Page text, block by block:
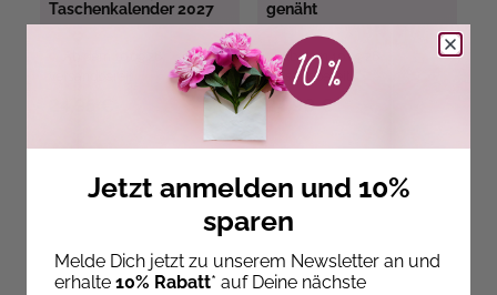
Taschenkalender 2027
genäht
Ab dem 10.09.26
versandbereit
24,90 €
Jetzt anmelden und 10%
sparen
Melde Dich jetzt zu unserem Newsletter an und
erhalte 10% Rabatt* auf Deine nächste